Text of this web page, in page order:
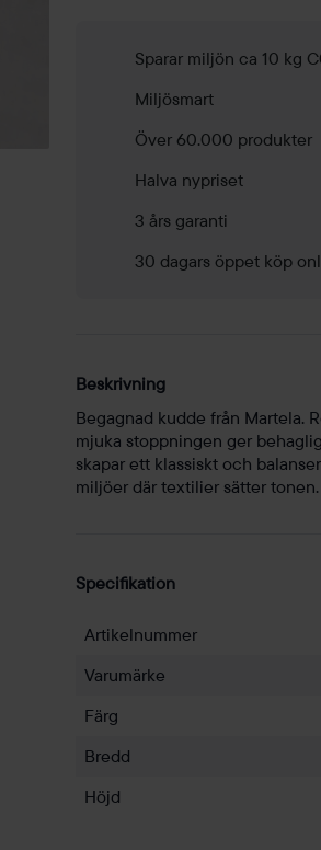
Sparar miljön ca 10 kg
Miljösmart
Över 60.000 produkter
Halva nypriset
3 års garanti
30 dagars öppet köp
Beskrivning
Begagnad kudde från Martela.
mjuka stoppningen ger
skapar ett klassiskt och
miljöer där textilier sätter tonen.
Specifikation
Artikelnummer
Varumärke
Färg
Bredd
Höjd